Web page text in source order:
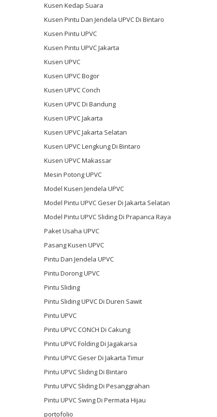
Kusen Kedap Suara
Kusen Pintu Dan Jendela UPVC Di Bintaro
Kusen Pintu UPVC
Kusen Pintu UPVC Jakarta
Kusen UPVC
Kusen UPVC Bogor
Kusen UPVC Conch
Kusen UPVC Di Bandung
Kusen UPVC Jakarta
Kusen UPVC Jakarta Selatan
Kusen UPVC Lengkung Di Bintaro
Kusen UPVC Makassar
Mesin Potong UPVC
Model Kusen Jendela UPVC
Model Pintu UPVC Geser Di Jakarta Selatan
Model Pintu UPVC Sliding Di Prapanca Raya
Paket Usaha UPVC
Pasang Kusen UPVC
Pintu Dan Jendela UPVC
Pintu Dorong UPVC
Pintu Sliding
Pintu Sliding UPVC Di Duren Sawit
Pintu UPVC
Pintu UPVC CONCH Di Cakung
Pintu UPVC Folding Di Jagakarsa
Pintu UPVC Geser Di Jakarta Timur
Pintu UPVC Sliding Di Bintaro
Pintu UPVC Sliding Di Pesanggrahan
Pintu UPVC Swing Di Permata Hijau
portofolio